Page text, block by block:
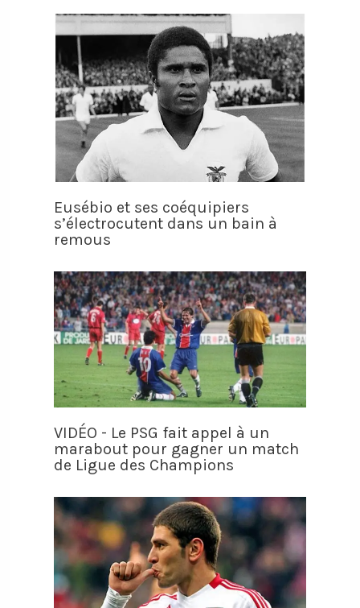
Eusébio et ses coéquipiers
s’électrocutent dans un bain à
remous
VIDÉO - Le PSG fait appel à un
marabout pour gagner un match
de Ligue des Champions